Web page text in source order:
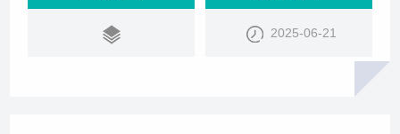
2025-06-21